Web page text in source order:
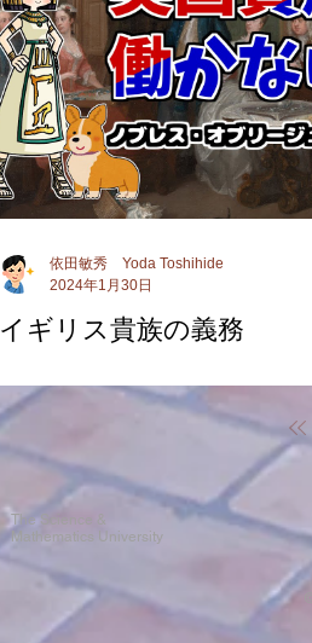
イギリス貴族の義務
依田敏秀 Yoda Toshihide
2024年1月30日
The Science &
Mathematics University